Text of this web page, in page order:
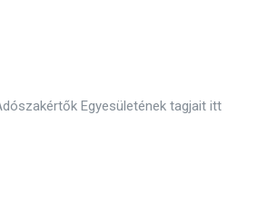
Egyesületének tagjait itt